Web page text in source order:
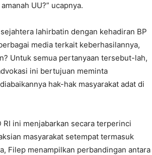
UU?” ucapnya.
lahirbatin dengan kehadiran BP
media terkait keberhasilannya,
Untuk semua pertanyaan tersebut-lah,
ini bertujuan meminta
hak-hak masyarakat adat di
RI ini menjabarkan secara terperinci
masyarakat setempat termasuk
Filep menampilkan perbandingan antara